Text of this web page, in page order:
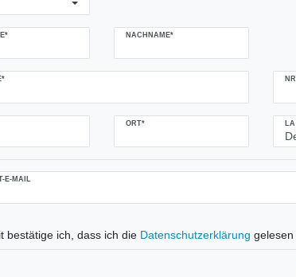
NACHNAME*
ORT*
E-MAIL
bestätige ich, dass ich die Daten­schutz­erklärung gelesen